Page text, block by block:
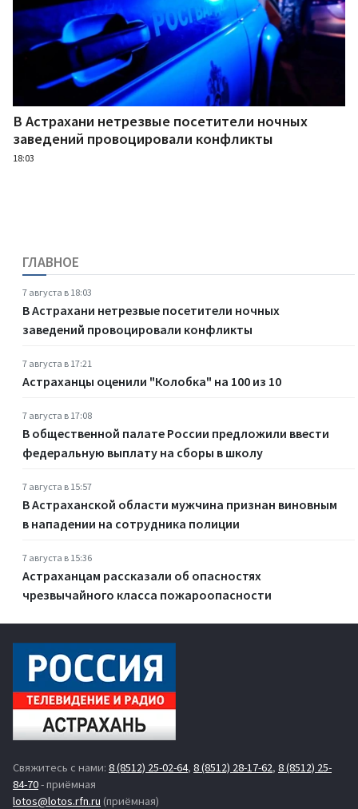
В Астрахани нетрезвые посетители ночных
заведений провоцировали конфликты
18:03
ГЛАВНОЕ
7 августа в 18:03
В Астрахани нетрезвые посетители ночных
заведений провоцировали конфликты
7 августа в 17:21
Астраханцы оценили "Колобка" на 100 из 10
7 августа в 17:08
В общественной палате России предложили ввести
федеральную выплату на сборы в школу
7 августа в 15:57
В Астраханской области мужчина признан виновным
в нападении на сотрудника полиции
7 августа в 15:36
Астраханцам рассказали об опасностях
чрезвычайного класса пожароопасности
Свяжитесь с нами: 8 (8512) 25-02-64, 8 (8512) 28-17-62, 8 (8512) 25-
84-70- приёмная
lotos@lotos.rfn.ru (приёмная)